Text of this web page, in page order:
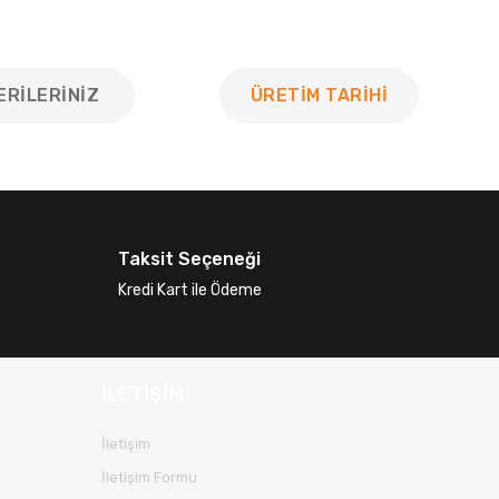
ÜRETİM TARİHİ
Taksit Seçeneği
Kredi Kart ile Ödeme
İletişim
İletişim Formu